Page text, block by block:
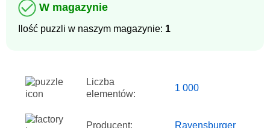
W magazynie
Ilość puzzli w naszym magazynie: 1
Liczba
elementów:
1 000
Producent: Ravensburger